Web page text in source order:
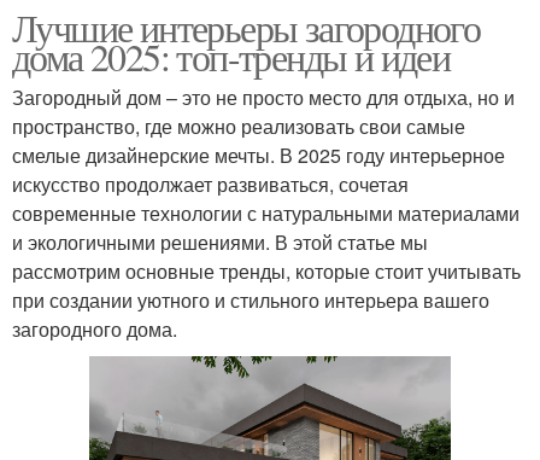
Лучшие интерьеры загородного
дома 2025: топ-тренды и идеи
Загородный дом – это не просто место для отдыха, но и
пространство, где можно реализовать свои самые
смелые дизайнерские мечты. В 2025 году интерьерное
искусство продолжает развиваться, сочетая
современные технологии с натуральными материалами
и экологичными решениями. В этой статье мы
рассмотрим основные тренды, которые стоит учитывать
при создании уютного и стильного интерьера вашего
загородного дома.